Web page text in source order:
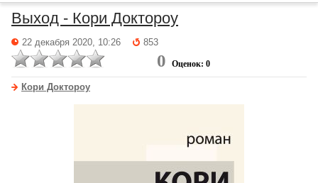
Выход - Кори Доктороу
22 декабря 2020, 10:26 853
0 Оценок: 0
Кори Доктороу